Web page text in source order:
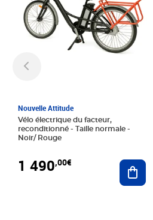
Nouvelle Attitude
Vélo électrique du facteur,
reconditionné - Taille normale -
Noir/ Rouge
1 490,00€